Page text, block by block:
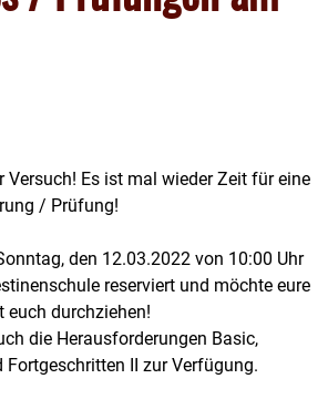
Versuch! Es ist mal wieder Zeit für eine
/ Prüfung!
den 12.03.2022 von 10:00 Uhr
reserviert und möchte eure
euch durchziehen!
die Herausforderungen Basic,
Fortgeschritten II zur Verfügung.